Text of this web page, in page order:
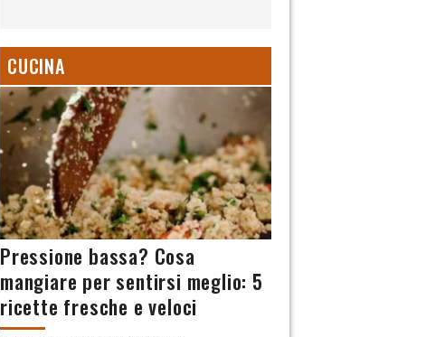
CUCINA
Pressione bassa? Cosa
mangiare per sentirsi meglio: 5
ricette fresche e veloci